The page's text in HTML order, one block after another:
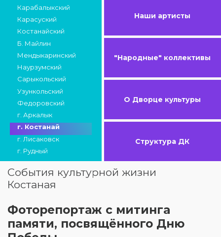
Карабалыкский
Карасуский
Костанайский
Б. Майлин
Мендыкаринский
Наурзумский
Сарыкольский
Узункольский
Федоровский
г. Аркалык
г. Костанай
г. Лисаковск
г. Рудный
Наши артисты
"Народные" коллективы
О Дворце культуры
Структура ДК
События культурной жизни
Костаная
Фоторепортаж с митинга
памяти, посвящённого Дню